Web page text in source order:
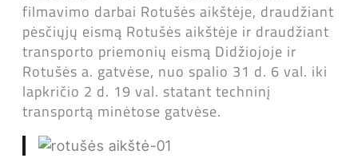
filmavimo darbai Rotušės aikštėje, draudžiant
pėsčiųjų eismą Rotušės aikštėje ir draudžiant
transporto priemonių eismą Didžiojoje ir
Rotušės a. gatvėse, nuo spalio 31 d. 6 val. iki
lapkričio 2 d. 19 val. statant techninį
transportą minėtose gatvėse.